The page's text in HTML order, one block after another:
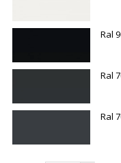
Ral
Ral
Ral